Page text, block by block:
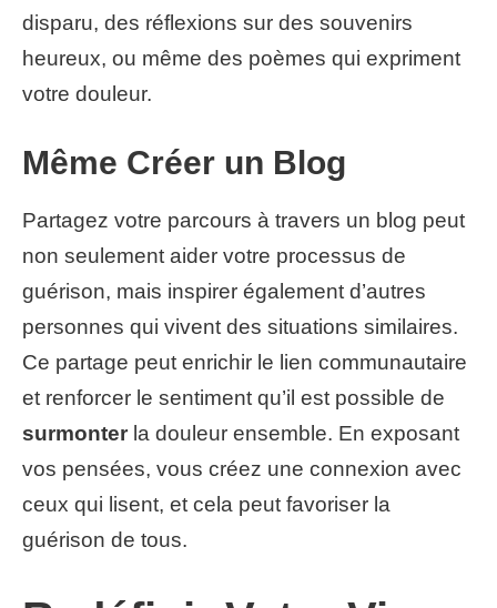
disparu, des réflexions sur des souvenirs
heureux, ou même des poèmes qui expriment
votre douleur.
Même Créer un Blog
Partagez votre parcours à travers un blog peut
non seulement aider votre processus de
guérison, mais inspirer également d’autres
personnes qui vivent des situations similaires.
Ce partage peut enrichir le lien communautaire
et renforcer le sentiment qu’il est possible de
surmonter la douleur ensemble. En exposant
vos pensées, vous créez une connexion avec
ceux qui lisent, et cela peut favoriser la
guérison de tous.